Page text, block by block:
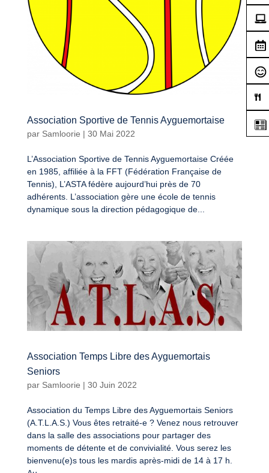
Association Sportive de Tennis Ayguemortaise
par Samloorie | 30 Mai 2022
L’Association Sportive de Tennis Ayguemortaise Créée
en 1985, affiliée à la FFT (Fédération Française de
Tennis), L’ASTA fédère aujourd’hui près de 70
adhérents. L’association gère une école de tennis
dynamique sous la direction pédagogique de...
Association Temps Libre des Ayguemortais
Seniors
par Samloorie | 30 Juin 2022
Association du Temps Libre des Ayguemortais Seniors
(A.T.L.A.S.) Vous êtes retraité-e ? Venez nous retrouver
dans la salle des associations pour partager des
moments de détente et de convivialité. Vous serez les
bienvenu(e)s tous les mardis après-midi de 14 à 17 h.